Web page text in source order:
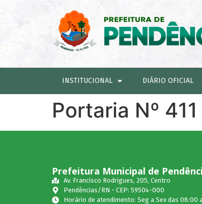
INSTITUCIONAL DIÁRIO OFICIAL
Portaria Nº
Prefeitura Municipal de
Av. Francisco Rodrigues, 205, Centro
Pendências/RN - CEP: 59504-000
Horário de atendimento: Seg a Sex das 08:00